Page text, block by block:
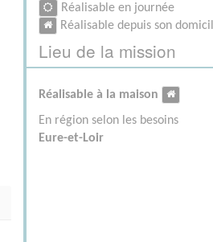
Réalisable en journée
Réalisable depuis son
Lieu de la mission
Réalisable à la maison
En région selon les besoins
Eure-et-Loir